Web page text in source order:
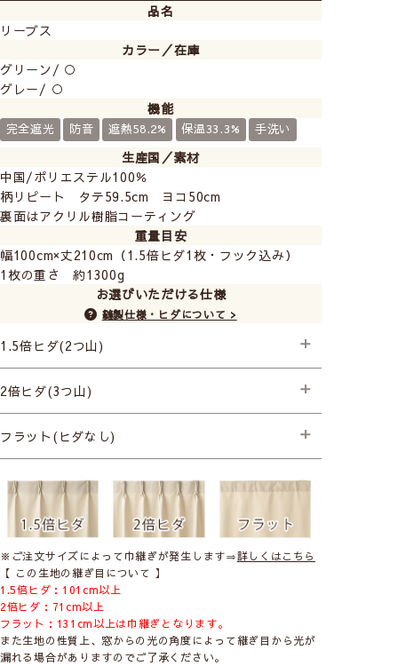
品名
リーブス
カラー／在庫
グリーン/ ○
グレー/ ○
機能
完全遮光 防音 遮熱58.2% 保温33.3% 手洗い
生産国／素材
中国/ポリエステル100％
柄リピート タテ59.5cm ヨコ50cm
裏面はアクリル樹脂コーティング
重量目安
幅100cm×丈210cm（1.5倍ヒダ1枚・フック込み）
1枚の重さ 約1300g
お選びいただける仕様
縫製仕様・ヒダについて >
1.5倍ヒダ(2つ山)
├プレミアム縫製+形状記憶
2倍ヒダ(3つ山)
├プレミアム縫製+形状記憶
フラット(ヒダなし)
├プレミアム縫製
※ご注文サイズによって巾継ぎが発生します⇒詳しくはこちら
【 この生地の継ぎ目について 】
1.5倍ヒダ：101cm以上
2倍ヒダ：71cm以上
フラット：131cm以上は巾継ぎとなります。
また生地の性質上、窓からの光の角度によって継ぎ目から光が
漏れる場合がありますのでご了承ください。